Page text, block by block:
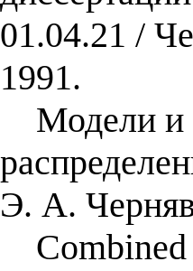
01.04.21 /
1991.
Модели и
Э. А.
Combined